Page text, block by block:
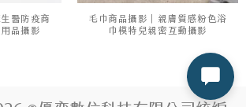
醫防疫商
品攝影
毛巾商品攝影｜親膚質感粉色浴
巾模特兒親密互動攝影